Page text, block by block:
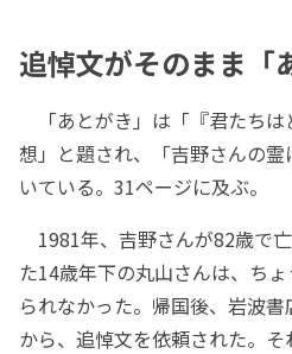
追悼文がそのまま「
「あとがき」は「『君たち
想」と題され、「吉野さんの
いている。31ページに及ぶ。
1981年、吉野さんが82歳で
た14歳年下の丸山さんは、ち
られなかった。帰国後、岩波
から、追悼文を依頼された。